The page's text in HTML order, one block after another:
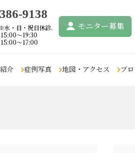
9138
水・日・祝日休診.
〜19:30
〜17:00
モニター募集
介 症例写真 地図・アクセス ブ